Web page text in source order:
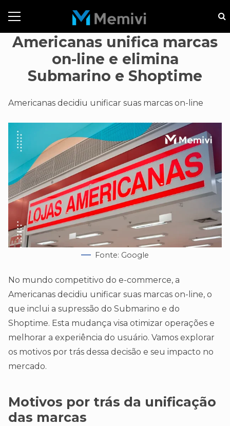
Americanas unifica marcas
on-line e elimina
Submarino e Shoptime
Americanas decidiu unificar suas marcas on-line
Fonte: Google
No mundo competitivo do e-commerce, a
Americanas decidiu unificar suas marcas on-line, o
que inclui a supressão do Submarino e do
Shoptime. Esta mudança visa otimizar operações e
melhorar a experiência do usuário. Vamos explorar
os motivos por trás dessa decisão e seu impacto no
mercado.
Motivos por trás da unificação
das marcas